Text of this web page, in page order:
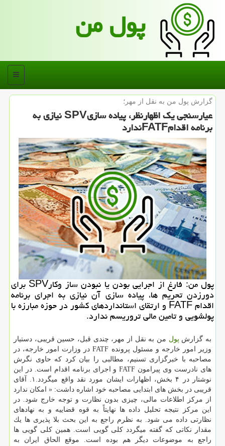
پول من
منو
گزارش پول من به نقل از مهر؛
عیارسنجی یك اظهارنظر، پیاده سازیSPV نیازی به
برنامه اقدامFATFندارد
پول من: فارغ از اجرایی بودن یا نبودن ساز وكارSPV برای
دورزدن تحریم ها، پیاده سازی آن نیازی به اجرای برنامه
اقدام FATF و ارتقای استانداردهای كشور در حوزه مبارزه با
پولشویی و تامین مالی تروریسم ندارد.
به گزارش پول من به نقل از مهر، چندی قبل، حسین قریبی، دستیار
وزیر امور خارجه و مسئول پرونده FATF در وزارت امور خارجه، در
مصاحبه با خبرگزاری تسنیم، مطالبی را بیان كرد كه حاوی نگرش
های نادرست وی پیرامون FATF و اجرای برنامه اقدام است. در این
نوشتار در ۴ بخش، اظهارات ایشان مورد نقد واقع میگردد.۱. آقای
قریبی در بخش های ابتدایی مصاحبه خود اشاره داشت: « امكان ندارد
از مركز اطلاعات مالی، چیزی بدون نظارت و توجه خارج شود. در
این مركز نتیجه تحلیل داده ها نهایتاً به قوه قضاییه و به نهادهای
نظارتی داده می شود. به نظرم راجع به این بحث بلا پذیری ها یك
مقدار نكاتی كه گفته میگردد كلی گویی است. همین كلی گویی ها
راجع به موضوعات دیگر هم بوده است. موقع الحاق ایران به